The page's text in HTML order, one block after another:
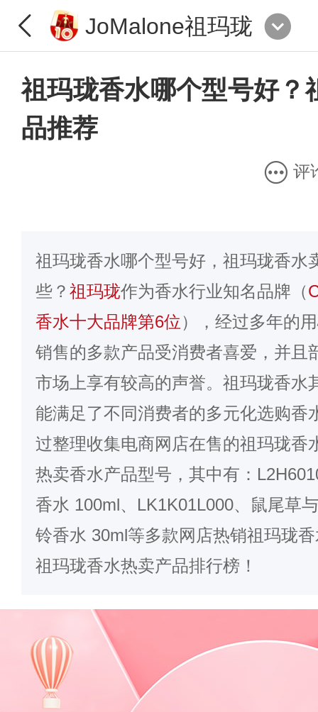
JoMalone祖玛珑
祖玛珑香水哪个型号好？
品推荐
评
祖玛珑香水哪个型号好，祖玛珑香水
些？ 祖玛珑作为香水行业知名品牌（
香水十大品牌第6位 ），经过多年的
销售的多款产品受消费者喜爱，并且
市场上享有较高的声誉。祖玛珑香水
能满足了不同消费者的多元化选购香
过整理收集电商网店在售的祖玛珑香
热卖香水产品型号，其中有：
香水 100ml、LK1K01L000、鼠尾草
铃香水 30ml等多款网店热销祖玛珑
祖玛珑香水热卖产品排行榜！